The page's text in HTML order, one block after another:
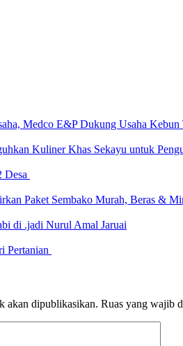
Medco E&P Dukung Usaha Kebun
Kuliner Khas Sekayu untuk
Desa
Paket Sembako Murah, Beras &
di .jadi Nurul Amal Jaruai
Pertanian
akan dipublikasikan. Ruas yang wajib